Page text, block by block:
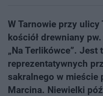
W Tarnowie przy
kościół drewniany
„Na Terlikówce”.
reprezentatywnych
sakralnego w mieście
Marcina. Niewielki